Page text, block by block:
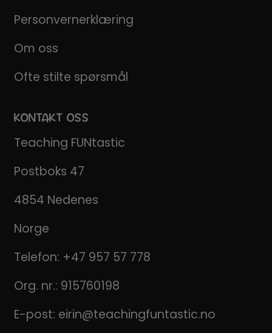
Personvernerklæring
Om oss
Ofte stilte spørsmål
KONTAKT OSS
Teaching FUNtastic
Postboks 47
4854 Nedenes
Norge
Telefon: +47 957 57 778
Org. nr.: 915760198
E-post: eirin@teachingfuntastic.no